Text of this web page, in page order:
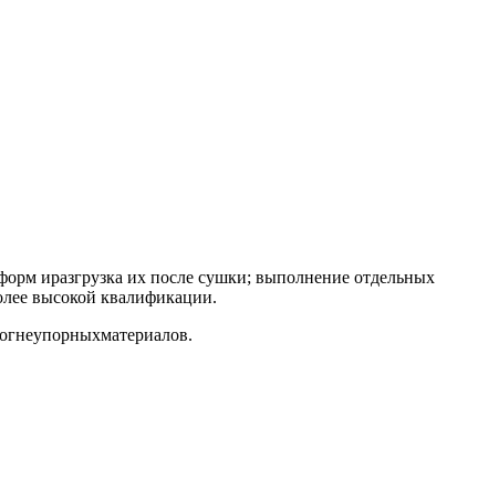
иразгрузка их после сушки; выполнение отдельных
высокой квалификации.